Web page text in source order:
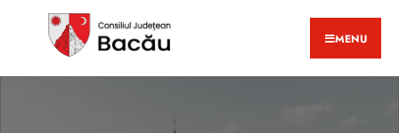
MENU